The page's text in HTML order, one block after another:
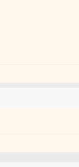
为等，角色三观不
自行离开。
会坑文。